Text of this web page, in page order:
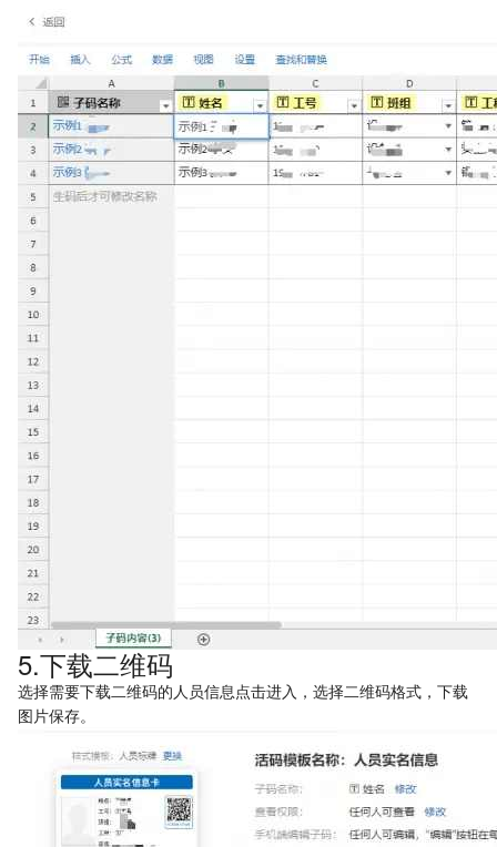
5.下载二维码
选择需要下载二维码的人员信息点击进入，选择二维码格式，下载
图片保存。